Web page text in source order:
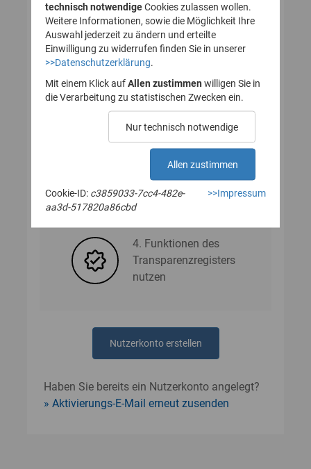
(Registrierung):
1. Nutzerkonto erstellen
des Nutzerkontos
bestätigen
3. Nutzerdaten angeben
4. Funktionen des
Transparenzregisters
nutzen
Nutzerkonto erstellen
Haben Sie bereits ein Nutzerkonto angelegt?
Aktivierungs-E-Mail erneut zusenden
technisch notwendigeCookies zulassen wollen.
Weitere Informationen, sowie die Möglichkeit Ihre
Auswahl jederzeit zu ändern und erteilte
Einwilligung zu widerrufen finden Sie in unserer
>>Datenschutzerklärung
Mit einem Klick auf Allen zustimmen willigen Sie in
die Verarbeitung zu statistischen Zwecken ein.
Nur technisch notwendige
Allen zustimmen
Cookie-ID: c3859033-7cc4-482e-
aa3d-517820a86cbd
>>Impressum